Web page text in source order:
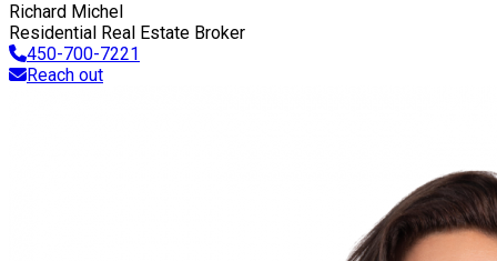
Richard Michel
Residential Real Estate Broker
450-700-7221
Reach out